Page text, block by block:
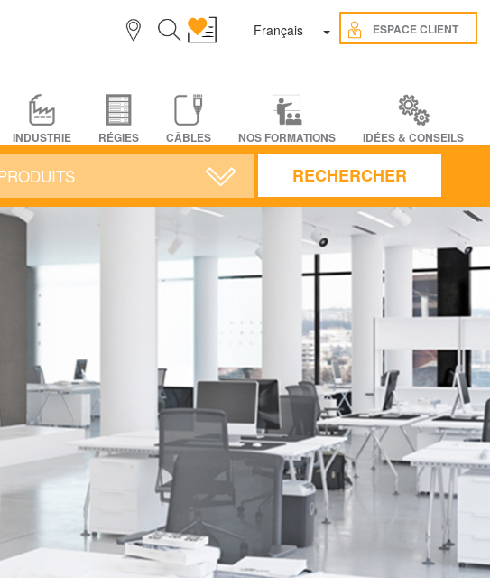
Français Toggle Dropdown
ESPACE CLIENT
INDUSTRIE RÉGIES CÂBLES NOS FORMATIONS IDÉES & CONSEILS
RECHERCHER